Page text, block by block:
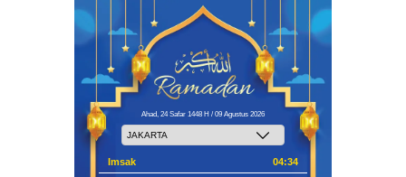
Ahad, 24 Safar 1448 H / 09 Agustus 2026
Imsak 04:34